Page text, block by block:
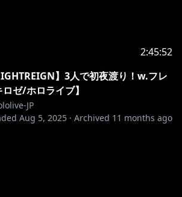
2:45:52
】3人で初夜渡り！w.フレ
ゼ/ホロライブ】
JP
Aug 5, 2025 · Archived 11 months ago